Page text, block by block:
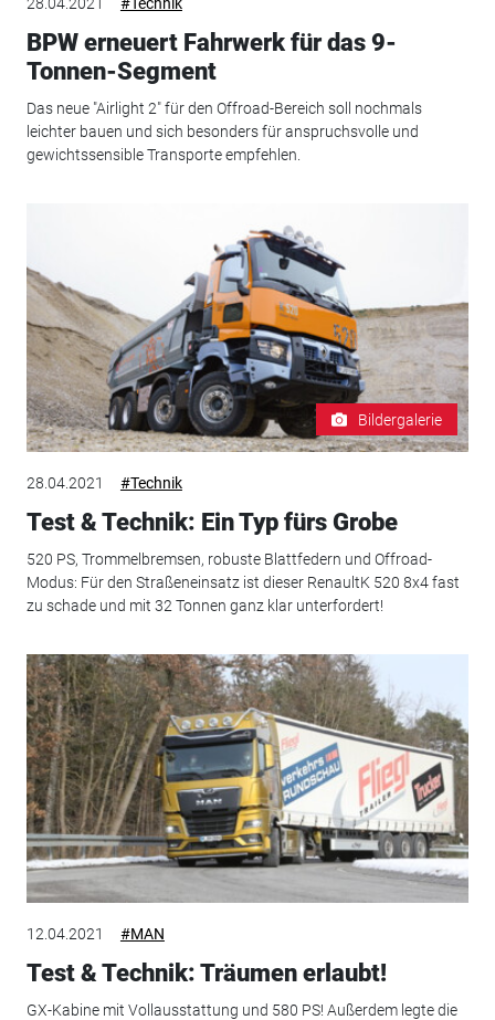
BPW erneuert Fahrwerk für das 9-
Tonnen-Segment
Das neue "Airlight 2" für den Offroad-Bereich soll nochmals
leichter bauen und sich besonders für anspruchsvolle und
gewichtssensible Transporte empfehlen.
Bildergalerie
28.04.2021 #Technik
Test & Technik: Ein Typ fürs Grobe
520 PS, Trommelbremsen, robuste Blattfedern und Offroad-
Modus: Für den Straßeneinsatz ist dieser RenaultK 520 8x4 fast
zu schade und mit 32 Tonnen ganz klar unterfordert!
12.04.2021 #MAN
Test & Technik: Träumen erlaubt!
GX-Kabine mit Vollausstattung und 580 PS! Außerdem legte die